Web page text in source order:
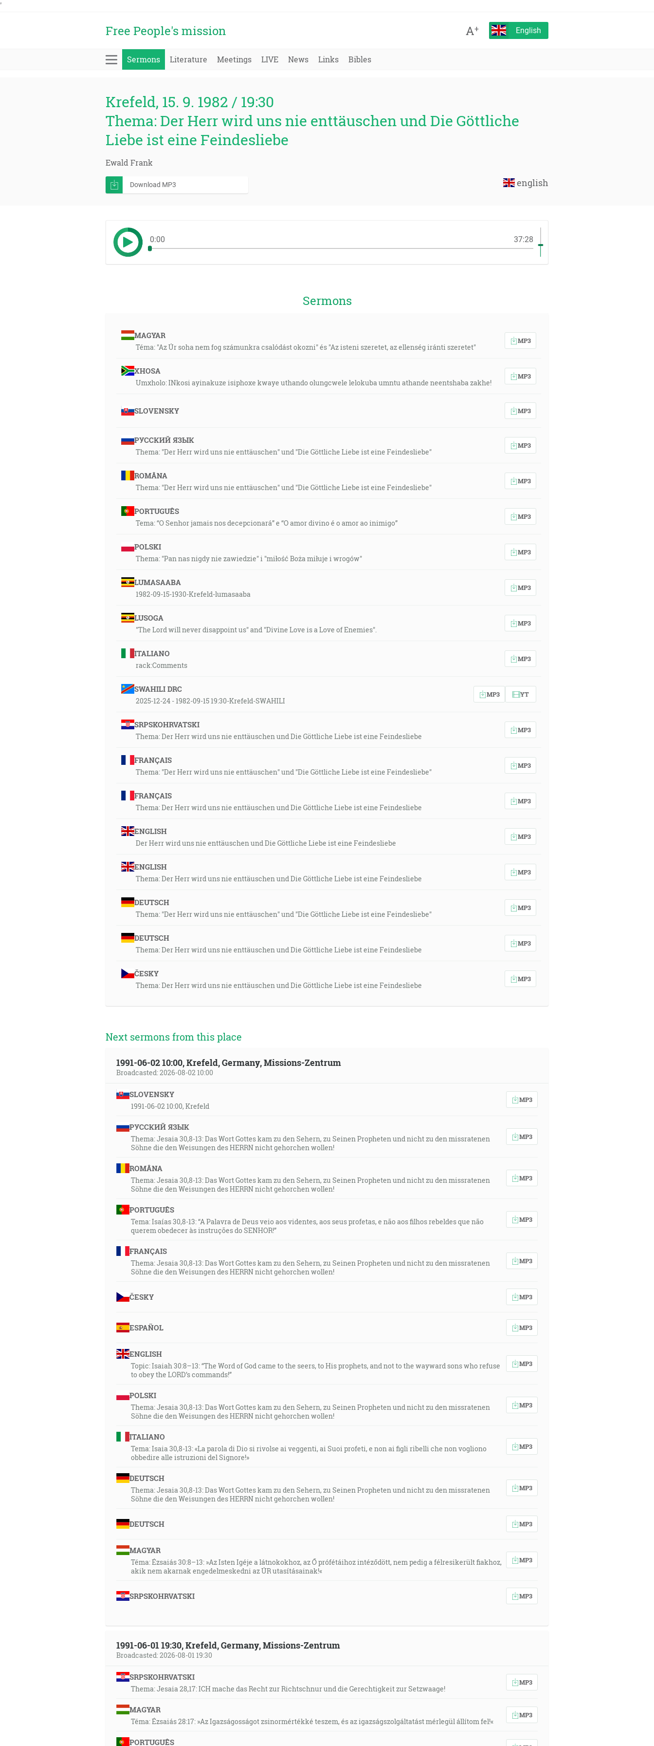
'
Free People's mission A+ English
Sermons Literature Meetings LIVE News Links Bibles
Krefeld, 15. 9. 1982 / 19:30
Thema: Der Herr wird uns nie enttäuschen und Die Göttliche
Liebe ist eine Feindesliebe
Ewald Frank
english
Download MP3
0:00 37:28
Sermons
MAGYAR
Téma: "Az Úr soha nem fog számunkra csalódást okozni" és "Az isteni szeretet, az ellenség iránti szeretet"
MP3
XHOSA
Umxholo: INkosi ayinakuze isiphoxe kwaye uthando olungcwele lelokuba umntu athande neentshaba zakhe!
MP3
SLOVENSKY MP3
РУССКИЙ ЯЗЫК
Thema: "Der Herr wird uns nie enttäuschen" und "Die Göttliche Liebe ist eine Feindesliebe"
MP3
ROMÂNA
Thema: "Der Herr wird uns nie enttäuschen" und "Die Göttliche Liebe ist eine Feindesliebe"
MP3
PORTUGUÊS
Tema: “O Senhor jamais nos decepcionará” e “O amor divino é o amor ao inimigo”
MP3
POLSKI
Thema: "Pan nas nigdy nie zawiedzie" i "miłość Boża miłuje i wrogów"
MP3
LUMASAABA
1982-09-15-1930-Krefeld-lumasaaba
MP3
LUSOGA
"The Lord will never disappoint us" and "Divine Love is a Love of Enemies".
MP3
ITALIANO
rack:Comments
MP3
SWAHILI DRC
2025-12-24 - 1982-09-15 19:30-Krefeld-SWAHILI
MP3 YT
SRPSKOHRVATSKI
Thema: Der Herr wird uns nie enttäuschen und Die Göttliche Liebe ist eine Feindesliebe
MP3
FRANÇAIS
Thema: "Der Herr wird uns nie enttäuschen" und "Die Göttliche Liebe ist eine Feindesliebe"
MP3
FRANÇAIS
Thema: Der Herr wird uns nie enttäuschen und Die Göttliche Liebe ist eine Feindesliebe
MP3
ENGLISH
Der Herr wird uns nie enttäuschen und Die Göttliche Liebe ist eine Feindesliebe
MP3
ENGLISH
Thema: Der Herr wird uns nie enttäuschen und Die Göttliche Liebe ist eine Feindesliebe
MP3
DEUTSCH
Thema: "Der Herr wird uns nie enttäuschen" und "Die Göttliche Liebe ist eine Feindesliebe"
MP3
DEUTSCH
Thema: Der Herr wird uns nie enttäuschen und Die Göttliche Liebe ist eine Feindesliebe
MP3
ČESKY
Thema: Der Herr wird uns nie enttäuschen und Die Göttliche Liebe ist eine Feindesliebe
MP3
Next sermons from this place
1991-06-02 10:00, Krefeld, Germany, Missions-Zentrum
Broadcasted: 2026-08-02 10:00
SLOVENSKY
1991-06-02 10:00, Krefeld
MP3
РУССКИЙ ЯЗЫК
Thema: Jesaia 30,8-13: Das Wort Gottes kam zu den Sehern, zu Seinen Propheten und nicht zu den missratenen
Söhne die den Weisungen des HERRN nicht gehorchen wollen!
MP3
ROMÂNA
Thema: Jesaia 30,8-13: Das Wort Gottes kam zu den Sehern, zu Seinen Propheten und nicht zu den missratenen
Söhne die den Weisungen des HERRN nicht gehorchen wollen!
MP3
PORTUGUÊS
Tema: Isaías 30,8-13: “A Palavra de Deus veio aos videntes, aos seus profetas, e não aos filhos rebeldes que não
querem obedecer às instruções do SENHOR!”
MP3
FRANÇAIS
Thema: Jesaia 30,8-13: Das Wort Gottes kam zu den Sehern, zu Seinen Propheten und nicht zu den missratenen
Söhne die den Weisungen des HERRN nicht gehorchen wollen!
MP3
ČESKY MP3
ESPAÑOL MP3
ENGLISH
Topic: Isaiah 30:8–13: “The Word of God came to the seers, to His prophets, and not to the wayward sons who refuse
to obey the LORD’s commands!”
MP3
POLSKI
Thema: Jesaia 30,8-13: Das Wort Gottes kam zu den Sehern, zu Seinen Propheten und nicht zu den missratenen
Söhne die den Weisungen des HERRN nicht gehorchen wollen!
MP3
ITALIANO
Tema: Isaia 30,8-13: «La parola di Dio si rivolse ai veggenti, ai Suoi profeti, e non ai figli ribelli che non vogliono
obbedire alle istruzioni del Signore!»
MP3
DEUTSCH
Thema: Jesaia 30,8-13: Das Wort Gottes kam zu den Sehern, zu Seinen Propheten und nicht zu den missratenen
Söhne die den Weisungen des HERRN nicht gehorchen wollen!
MP3
DEUTSCH MP3
MAGYAR
Téma: Ézsaiás 30:8–13: »Az Isten Igéje a látnokokhoz, az Ő prófétáihoz intéződött, nem pedig a félresikerült fiakhoz,
akik nem akarnak engedelmeskedni az ÚR utasításainak!«
MP3
SRPSKOHRVATSKI MP3
1991-06-01 19:30, Krefeld, Germany, Missions-Zentrum
Broadcasted: 2026-08-01 19:30
SRPSKOHRVATSKI
Thema: Jesaia 28,17: ICH mache das Recht zur Richtschnur und die Gerechtigkeit zur Setzwaage!
MP3
MAGYAR
Téma: Ézsaiás 28:17: »Az Igazságosságot zsinormértékké teszem, és az igazságszolgáltatást mérlegül állítom fel!«
MP3
PORTUGUÊS